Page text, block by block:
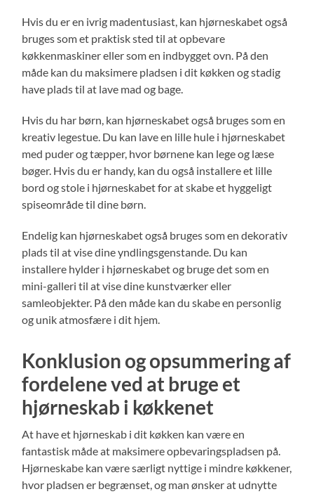
Hvis du er en ivrig madentusiast, kan hjørneskabet også
bruges som et praktisk sted til at opbevare
køkkenmaskiner eller som en indbygget ovn. På den
måde kan du maksimere pladsen i dit køkken og stadig
have plads til at lave mad og bage.
Hvis du har børn, kan hjørneskabet også bruges som en
kreativ legestue. Du kan lave en lille hule i hjørneskabet
med puder og tæpper, hvor børnene kan lege og læse
bøger. Hvis du er handy, kan du også installere et lille
bord og stole i hjørneskabet for at skabe et hyggeligt
spiseområde til dine børn.
Endelig kan hjørneskabet også bruges som en dekorativ
plads til at vise dine yndlingsgenstande. Du kan
installere hylder i hjørneskabet og bruge det som en
mini-galleri til at vise dine kunstværker eller
samleobjekter. På den måde kan du skabe en personlig
og unik atmosfære i dit hjem.
Konklusion og opsummering af
fordelene ved at bruge et
hjørneskab i køkkenet
At have et hjørneskab i dit køkken kan være en
fantastisk måde at maksimere opbevaringspladsen på.
Hjørneskabe kan være særligt nyttige i mindre køkkener,
hvor pladsen er begrænset, og man ønsker at udnytte